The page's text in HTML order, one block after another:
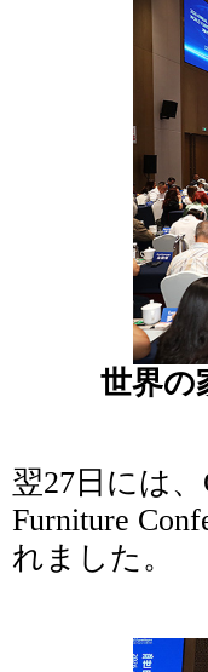
世界の
翌27日には
Furniture
れました。